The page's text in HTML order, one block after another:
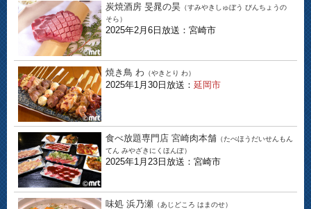
炭焼酒房 旻晁の昊 （すみやきしゅぼう びんちょうの
そら）
2025年2月6日放送：宮崎市
焼き鳥 わ （やきとり わ）
2025年1月30日放送： 延岡市
食べ放題専門店 宮崎肉本舗 （たべほうだいせんもん
てん みやざきにくほんぽ）
2025年1月23日放送：宮崎市
味処 浜乃瀬 （あじどころ はまのせ）